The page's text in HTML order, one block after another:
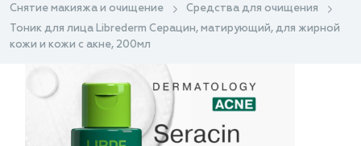
Снятие макияжа и очищение
Средства для очищения
Тоник для лица Librederm Серацин, матирующий, для жирной
кожи и кожи с акне, 200мл